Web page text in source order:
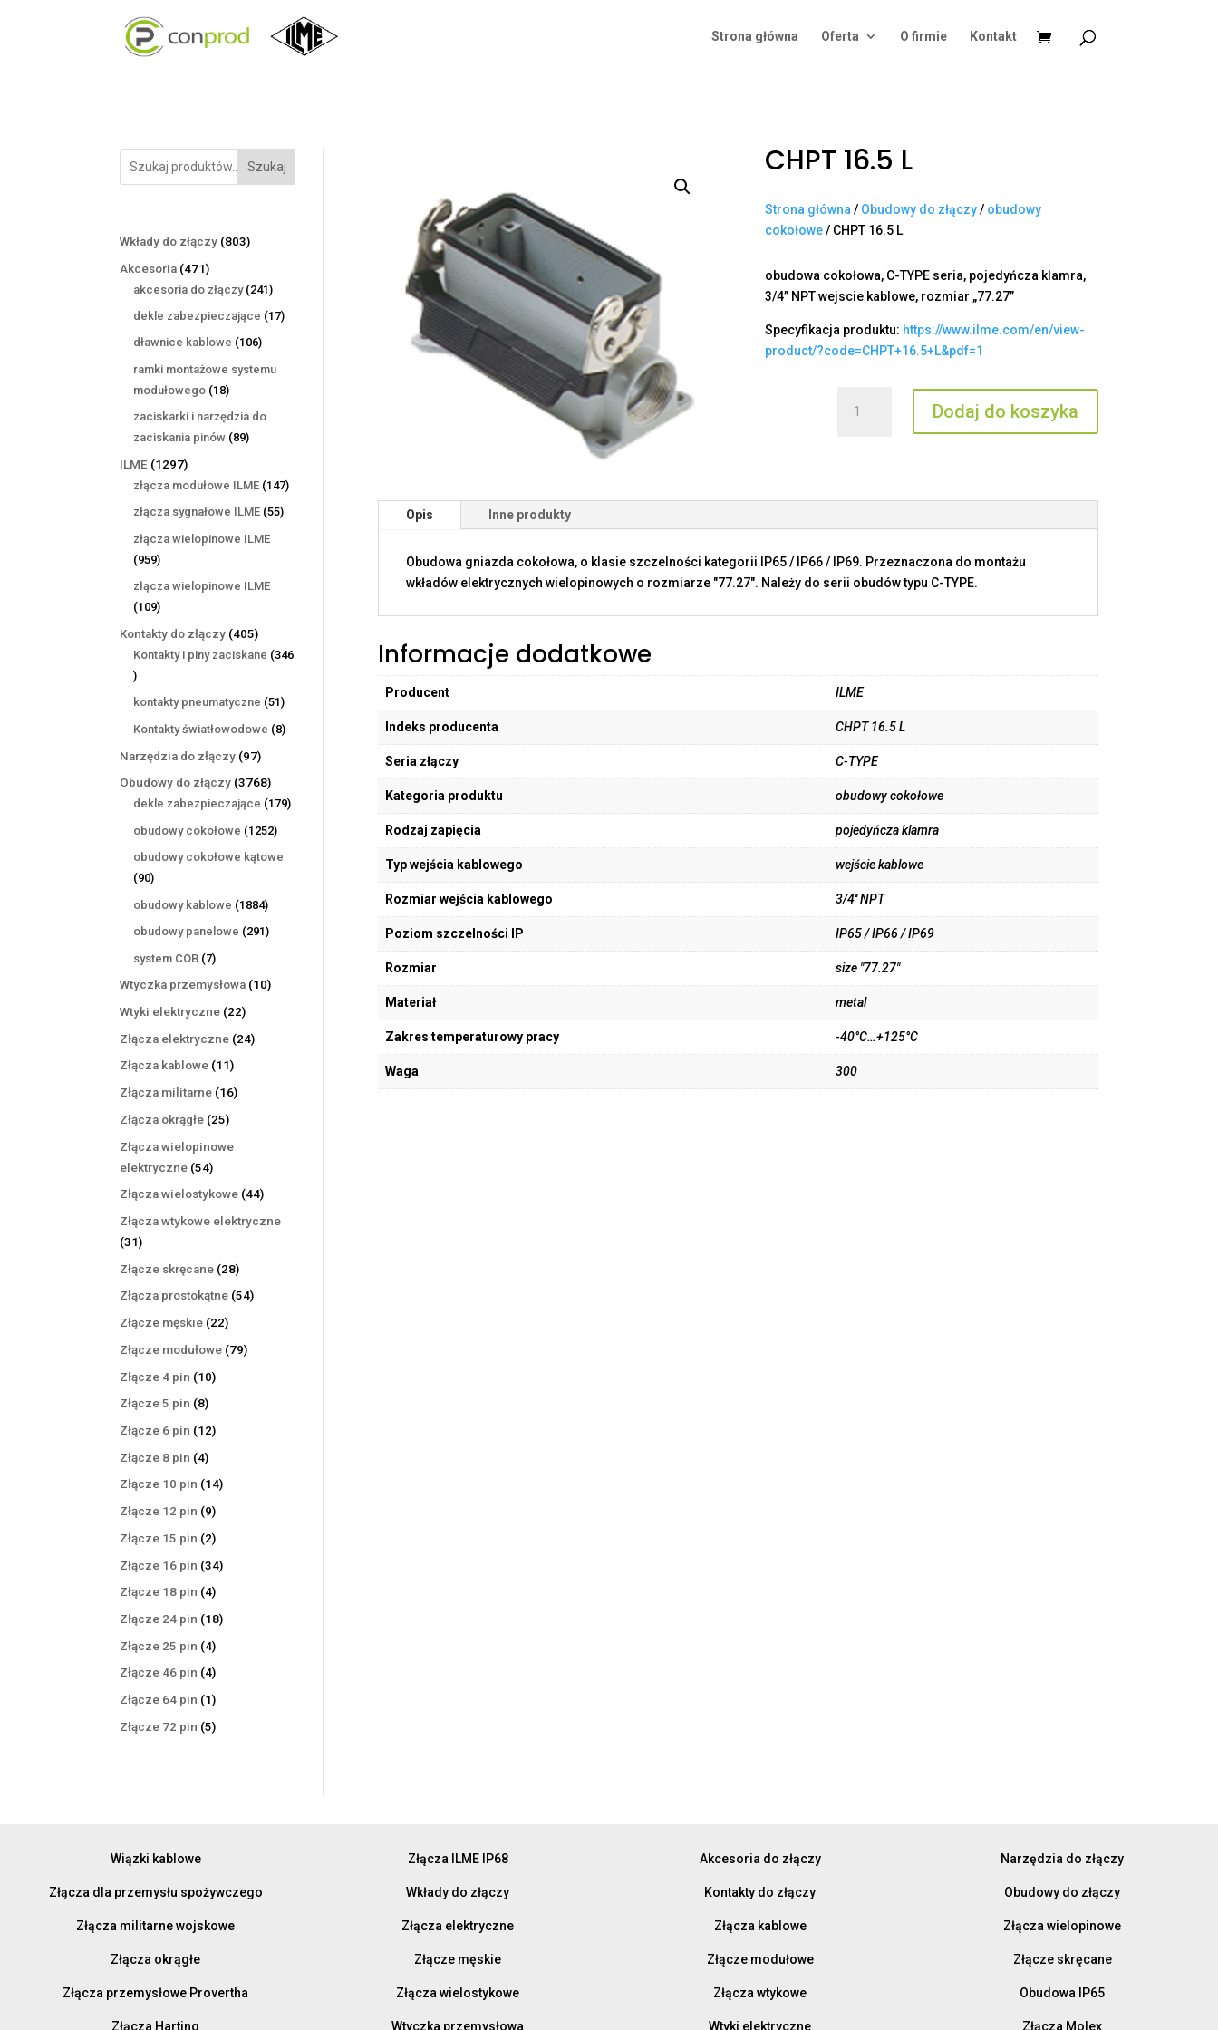
Strona główna Oferta O firmie Kontakt
Szukaj
Wkłady do złączy 803803
Akcesoria 471471
produktów
akcesoria do złączy 241241
produktów
dekle zabezpieczające 1717
dławnice kablowe 106106
ramki montażowe systemu
modułowego 1818
produktów
zaciskarki i narzędzia do
zaciskania pinów 8989
ILME 12971297
produktów
złącza modułowe ILME 147147
złącza sygnałowe ILME 5555
złącza wielopinowe ILME
959959
produktów
złącza wielopinowe ILME
109109
produktów
Kontakty do złączy 405405
produktów
Kontakty i piny zaciskane 346
346
produktów
kontakty pneumatyczne 5151
produktów
Kontakty światłowodowe 88
Narzędzia do złączy 9797
produktów
Obudowy do złączy 37683768
produktów
dekle zabezpieczające 179179
obudowy cokołowe 12521252
obudowy cokołowe kątowe
9090
produktów
obudowy kablowe 18841884
produkty
obudowy panelowe 291291
system COB 77
produktów
Wtyczka przemysłowa 1010
Wtyki elektryczne 2222
produkty
Złącza elektryczne 2424
Złącza kablowe 1111
produktów
Złącza militarne 1616
Złącza okrągłe 2525
Złącza wielopinowe
elektryczne 5454
produkty
Złącza wielostykowe 4444
Złącza wtykowe elektryczne
3131
produktów
Złącze skręcane 2828
produktów
Złącza prostokątne 5454
Złącze męskie 2222
produkty
Złącze modułowe 7979
Złącze 4 pin 1010
Złącze 5 pin 88
produktów
Złącze 6 pin 1212
Złącze 8 pin 44
produkty
Złącze 10 pin 1414
Złącze 12 pin 99
produktów
Złącze 15 pin 22
produkty
Złącze 16 pin 3434
Złącze 18 pin 44
produkty
Złącze 24 pin 1818
Złącze 25 pin 44
produkty
Złącze 46 pin 44
produkty
Złącze 64 pin 11
produkt
Złącze 72 pin 55
CHPT 16.5 L
Strona główna / Obudowy do złączy/ obudowy
cokołowe/ CHPT 16.5 L
obudowa cokołowa, C-TYPE seria, pojedyńcza klamra,
3/4” NPT wejscie kablowe, rozmiar „77.27”
Specyfikacja produktu: https://www.ilme.com/en/view-
product/?code=CHPT+16.5+L&pdf=1
CHPT
Dodaj do koszyka
Opis Inne produkty
Obudowa gniazda cokołowa, o klasie szczelności kategorii IP65 / IP66 / IP69. Przeznaczona do montażu
wkładów elektrycznych wielopinowych o rozmiarze "77.27". Należy do serii obudów typu C-TYPE.
Informacje dodatkowe
Producent ILME
Indeks producenta CHPT 16.5 L
Seria złączy C-TYPE
Kategoria produktu obudowy cokołowe
Rodzaj zapięcia pojedyńcza klamra
Typ wejścia kablowego wejście kablowe
Rozmiar wejścia kablowego 3/4'' NPT
Poziom szczelności IP IP65 / IP66 / IP69
Rozmiar size "77.27"
Materiał metal
Zakres temperaturowy pracy -40°C…+125°C
Waga 300
Wiązki kablowe
Złącza dla przemysłu spożywczego
Złącza militarne wojskowe
Złącza okrągłe
Złącza przemysłowe Provertha
Złącza Harting
Złącza ILME IP68
Wkłady do złączy
Złącza elektryczne
Złącze męskie
Złącza wielostykowe
Wtyczka przemysłowa
Akcesoria do złączy
Kontakty do złączy
Złącza kablowe
Złącze modułowe
Złącza wtykowe
Wtyki elektryczne
Narzędzia do złączy
Obudowy do złączy
Złącza wielopinowe
Złącze skręcane
Obudowa IP65
Złącza Molex